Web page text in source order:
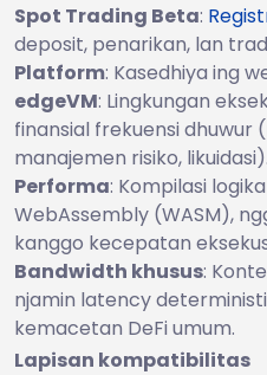
Spot Trading Beta:
deposit, penarikan, lan
Platform: Kasedhiya ing
edgeVM: Lingkungan
finansial frekuensi dhuwur
manajemen risiko, likuidasi).
Performa: Kompilasi
WebAssembly (WASM),
kanggo kecepatan
Bandwidth khusus:
njamin latency
kemacetan DeFi umum.
Lapisan kompatibilitas